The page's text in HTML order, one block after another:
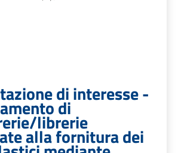
di interesse -
di
librerie
alla fornitura dei